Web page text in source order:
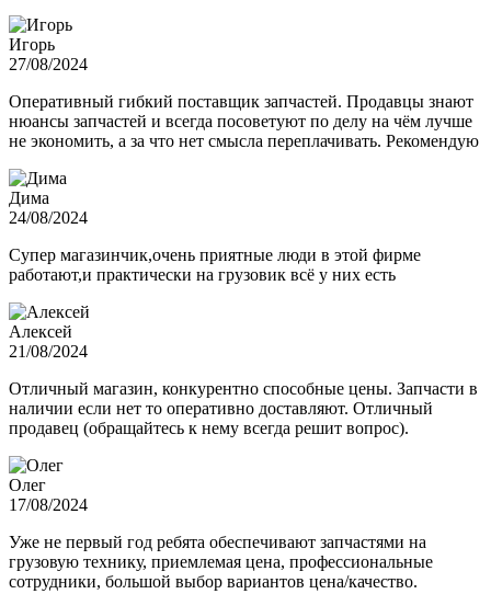
Игорь
27/08/2024
Оперативный гибкий поставщик запчастей. Продавцы знают
нюансы запчастей и всегда посоветуют по делу на чём лучше
не экономить, а за что нет смысла переплачивать. Рекомендую
Дима
24/08/2024
Супер магазинчик,очень приятные люди в этой фирме
работают,и практически на грузовик всё у них есть
Алексей
21/08/2024
Отличный магазин, конкурентно способные цены. Запчасти в
наличии если нет то оперативно доставляют. Отличный
продавец (обращайтесь к нему всегда решит вопрос).
Олег
17/08/2024
Уже не первый год ребята обеспечивают запчастями на
грузовую технику, приемлемая цена, профессиональные
сотрудники, большой выбор вариантов цена/качество.